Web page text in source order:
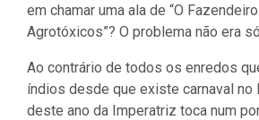
em chamar uma ala de “O
Agrotóxicos”? O problema não era
Ao contrário de todos os enredos
índios desde que existe carnaval no
deste ano da Imperatriz toca num